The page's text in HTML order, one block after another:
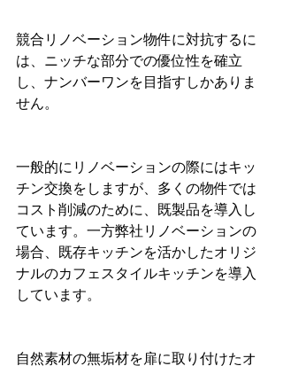
競合リノベーション物件に対抗するに
は、ニッチな部分での優位性を確立
し、ナンバーワンを目指すしかありま
せん。
一般的にリノベーションの際にはキッ
チン交換をしますが、多くの物件では
コスト削減のために、既製品を導入し
ています。一方弊社リノベーションの
場合、既存キッチンを活かしたオリジ
ナルのカフェスタイルキッチンを導入
しています。
自然素材の無垢材を扉に取り付けたオ